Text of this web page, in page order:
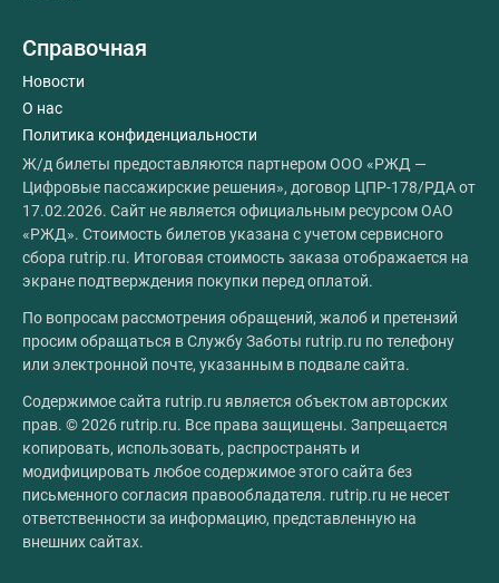
Справочная
Новости
О нас
Политика конфиденциальности
Ж/д билеты предоставляются партнером ООО «РЖД —
Цифровые пассажирские решения», договор ЦПР-178/РДА от
17.02.2026. Сайт не является официальным ресурсом ОАО
«РЖД». Стоимость билетов указана с учетом сервисного
сбора rutrip.ru. Итоговая стоимость заказа отображается на
экране подтверждения покупки перед оплатой.
По вопросам рассмотрения обращений, жалоб и претензий
просим обращаться в Службу Заботы rutrip.ru по телефону
или электронной почте, указанным в подвале сайта.
Содержимое сайта rutrip.ru является объектом авторских
прав. © 2026 rutrip.ru. Все права защищены. Запрещается
копировать, использовать, распространять и
модифицировать любое содержимое этого сайта без
письменного согласия правообладателя. rutrip.ru не несет
ответственности за информацию, представленную на
внешних сайтах.